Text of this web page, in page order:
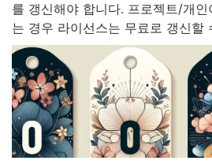
를 갱신해야 합니다. 프로젝트/개
는 경우 라이선스는 무료로 갱신할